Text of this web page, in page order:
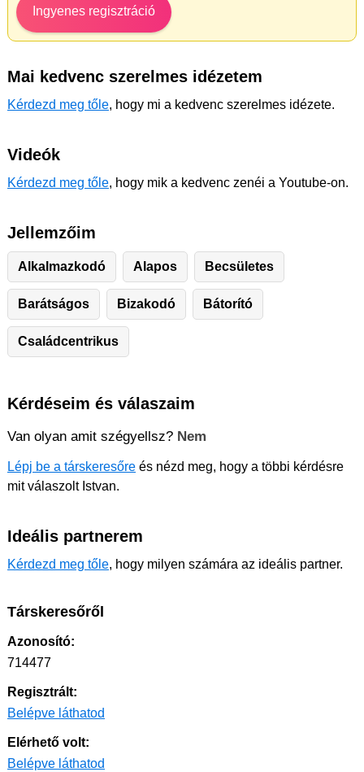
Ingyenes regisztráció
Mai kedvenc szerelmes idézetem
Kérdezd meg tőle, hogy mi a kedvenc szerelmes idézete.
Videók
Kérdezd meg tőle, hogy mik a kedvenc zenéi a Youtube-on.
Jellemzőim
Alkalmazkodó Alapos Becsületes
Barátságos Bizakodó Bátorító
Családcentrikus
Kérdéseim és válaszaim
Van olyan amit szégyellsz? Nem
Lépj be a társkeresőre és nézd meg, hogy a többi kérdésre
mit válaszolt Istvan.
Ideális partnerem
Kérdezd meg tőle, hogy milyen számára az ideális partner.
Társkeresőről
Azonosító:
714477
Regisztrált:
Belépve láthatod
Elérhető volt:
Belépve láthatod